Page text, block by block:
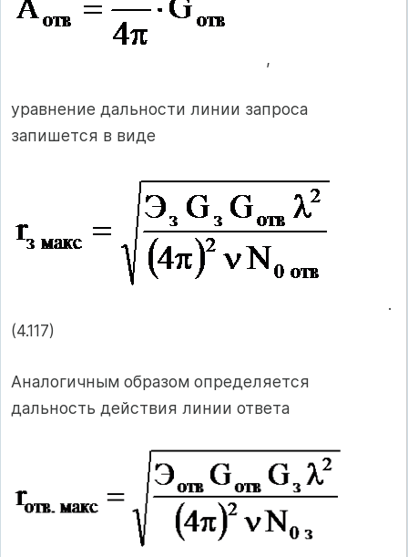
,
уравнение дальности линии запроса
запишется в виде
.
(4.117)
Аналогичным образом определяется
дальность действия линии ответа